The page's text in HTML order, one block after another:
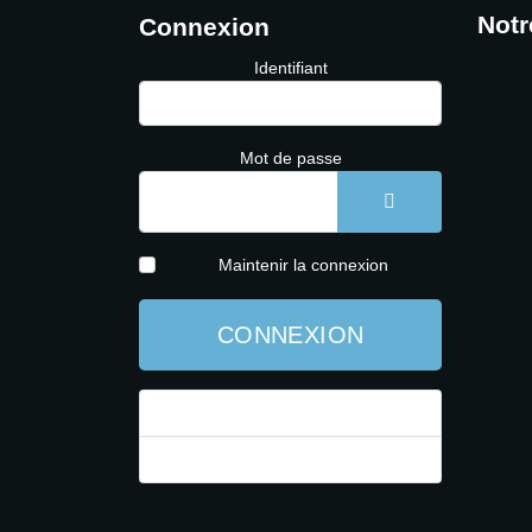
Connexion
Identifiant
Mot de passe
AFFICHER LE
Maintenir la connexion
CONNEXION